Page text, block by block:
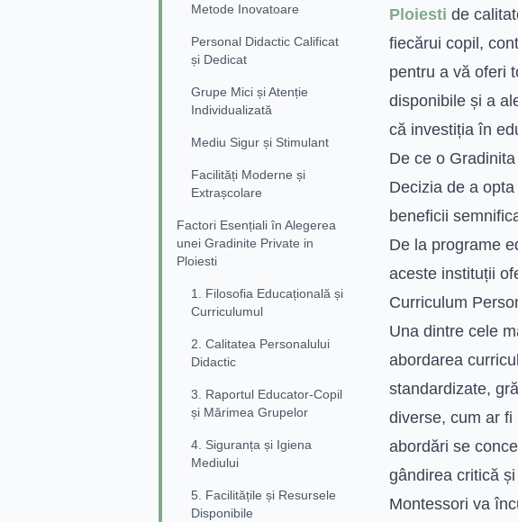
Metode Inovatoare
Personal Didactic Calificat
și Dedicat
Grupe Mici și Atenție
Individualizată
Mediu Sigur și Stimulant
Facilități Moderne și
Extrașcolare
Factori Esențiali în Alegerea
unei Gradinite Private in
Ploiesti
1. Filosofia Educațională și
Curriculumul
2. Calitatea Personalului
Didactic
3. Raportul Educator-Copil
și Mărimea Grupelor
4. Siguranța și Igiena
Mediului
5. Facilitățile și Resursele
Disponibile
Ploiesti de
fiecărui copil,
pentru a vă oferi
disponibile și a
că investiția în
De ce o
Decizia de a
beneficii
De la programe
aceste instituții
Curriculum
Una dintre cele
abordarea
standardizate,
diverse, cum ar fi
abordări se
gândirea critică
Montessori va